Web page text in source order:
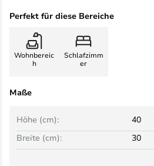
Perfekt für diese Bereiche
Wohnbereic
h
Schlafzimm
er
Maße
Breite (cm): 30
Höhe (cm): 40